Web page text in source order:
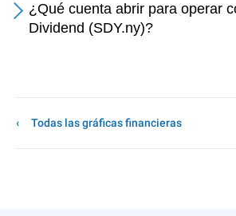
¿Qué cuenta abrir para operar
Dividend (SDY.ny)?
Todas las gráficas financieras